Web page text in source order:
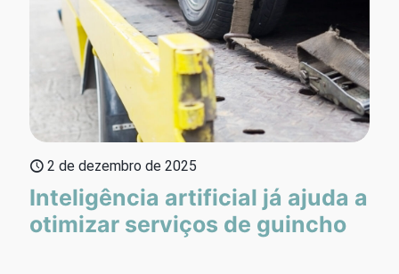
2 de dezembro de 2025
Inteligência artificial já ajuda a
otimizar serviços de guincho